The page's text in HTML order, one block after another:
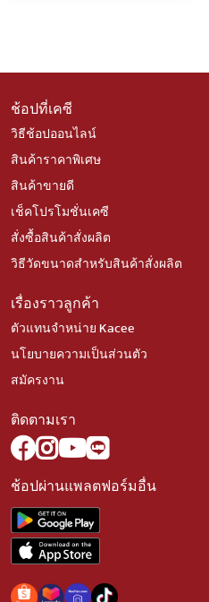
ช้อปที่เคซี
วิธีช้อปออนไลน์
สินค้าราคาพิเศษ
สินค้าขายดี
เช็คโปรโมชั่นเคซี
สั่งซื้อสินค้าสั่งผลิต
วิธีวัดขนาดสำหรับสินค้าสั่งผลิต
เรื่องราวลูกค้า
ตัวแทนจำหน่าย Kacee
นโยบายความเป็นส่วนตัว
สมัครงาน
ติดตามเรา
ช้อปผ่านแพลตฟอร์มอื่น